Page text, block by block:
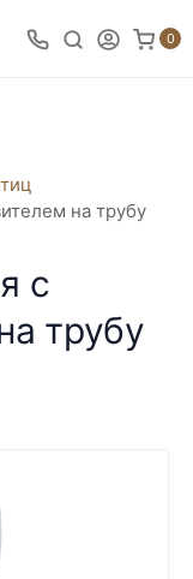
0
на трубу
с
трубу